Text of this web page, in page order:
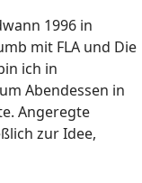
1996 in
mit FLA und Die
ich in
Abendessen in
Angeregte
zur Idee,